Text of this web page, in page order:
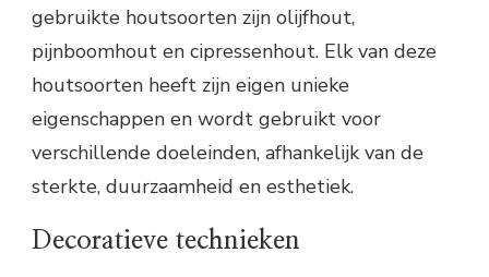
gebruikte houtsoorten zijn olijfhout,
pijnboomhout en cipressenhout. Elk van deze
houtsoorten heeft zijn eigen unieke
eigenschappen en wordt gebruikt voor
verschillende doeleinden, afhankelijk van de
sterkte, duurzaamheid en esthetiek.
Decoratieve technieken